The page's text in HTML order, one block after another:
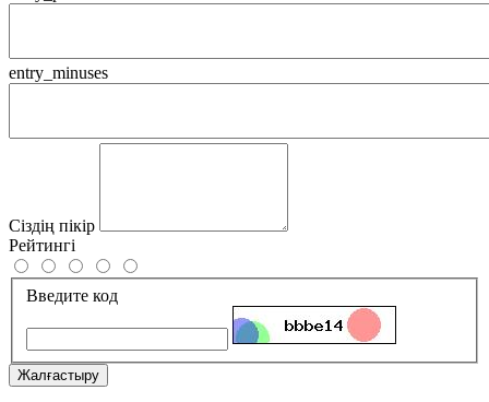
entry_minuses
Сіздің пікір
Рейтингі
Введите код
Жалғастыру